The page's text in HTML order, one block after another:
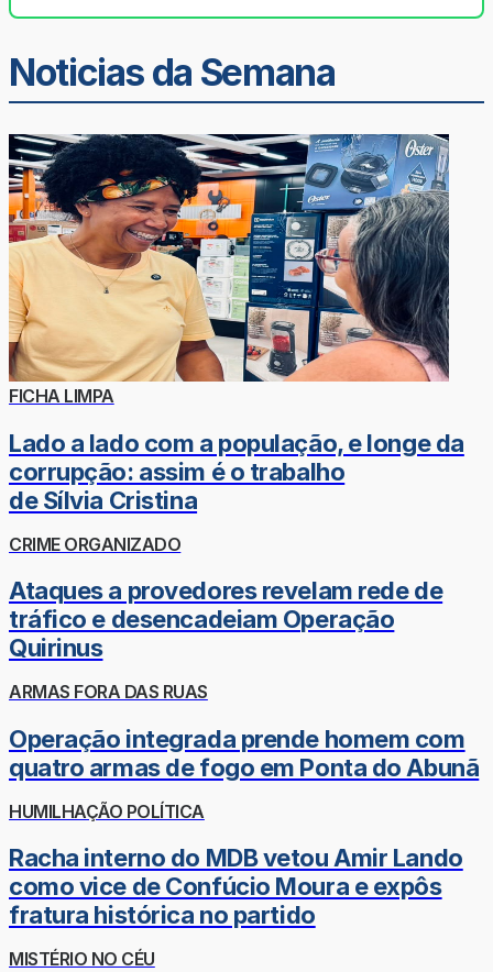
Noticias da Semana
FICHA LIMPA
Lado a lado com a população, e longe da
corrupção: assim é o trabalho
de Sílvia Cristina
CRIME ORGANIZADO
Ataques a provedores revelam rede de
tráfico e desencadeiam Operação
Quirinus
ARMAS FORA DAS RUAS
Operação integrada prende homem com
quatro armas de fogo em Ponta do Abunã
HUMILHAÇÃO POLÍTICA
Racha interno do MDB vetou Amir Lando
como vice de Confúcio Moura e expôs
fratura histórica no partido
MISTÉRIO NO CÉU